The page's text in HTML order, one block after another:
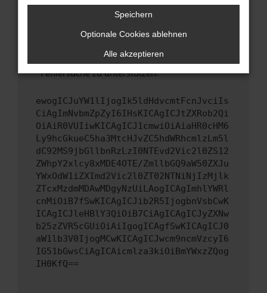
Wende dich an den Webseitenbetreiber.
Wenn du alle oben genannten Schritte versucht
hast, kontaktiere uns bitte. Wir werden
uns diesen Text schicken, um uns bei der
Fehlersuche zu unterstützen:
ewogICJuYW1lIjogIk5ldHdvcmtFcnJvciIs
CiAgImNvbmZpZyI6IHsKICAgICJtZXRob2Qi
OiAiR0VUIiwKICAgICJ1cmwiOiAiaHR0cHM6
Ly9hcGkueC5ha3MtcHJvZC5hdWRhcmlzLm5l
dC92MS9jbGllbnRzLzI0NTEvd2Vic2l0ZS12
ZWhpY2xlcy8xMDE4OTE/ZmllbGQ9aW50ZXJu
YWxOdW1iZXImd2Vic2l0ZT02NTNiNjIzMjlk
ZTcxMzdmMDAwMDgyNzUiLAogICAgImhlYWRl
cnMiOiB7fSwKICAgICJib2R5IjogbnVsbCwK
ICAgICJleHBlY3QiOiB7CiAgICAgICJyZXNw
b25zZVR5cGUiOiAiIgogICAgfSwKICAgICJ0
aW1lb3V0IjogMCwKICAgICJwcm9ncmVzcyI6
IG51bGwsCiAgICAicmlza3kiOiBmYWxzZQog
IH0KfQ==
Speichern
Optionale Cookies ablehnen
Alle akzeptieren